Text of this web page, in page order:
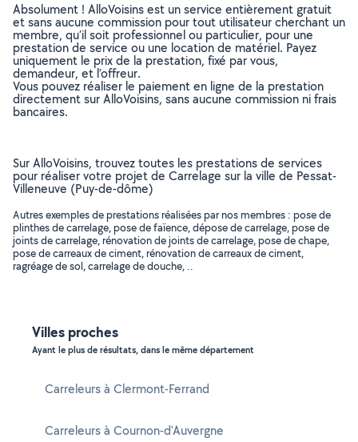
Absolument ! AlloVoisins est un service entièrement gratuit
et sans aucune commission pour tout utilisateur cherchant un
membre, qu’il soit professionnel ou particulier, pour une
prestation de service ou une location de matériel. Payez
uniquement le prix de la prestation, fixé par vous,
demandeur, et l’offreur.
Vous pouvez réaliser le paiement en ligne de la prestation
directement sur AlloVoisins, sans aucune commission ni frais
bancaires.
Sur AlloVoisins, trouvez toutes les prestations de services
pour réaliser votre projet de Carrelage sur la ville de Pessat-
Villeneuve (Puy-de-dôme)
Autres exemples de prestations réalisées par nos membres : pose de
plinthes de carrelage, pose de faïence, dépose de carrelage, pose de
joints de carrelage, rénovation de joints de carrelage, pose de chape,
pose de carreaux de ciment, rénovation de carreaux de ciment,
ragréage de sol, carrelage de douche, ..
Villes proches
Ayant le plus de résultats, dans le même département
Carreleurs à Clermont-Ferrand
Carreleurs à Cournon-d'Auvergne